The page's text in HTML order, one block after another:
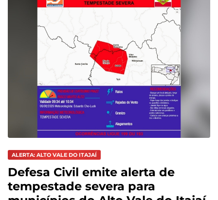
ALERTA: ALTO VALE DO ITAJAÍ
Defesa Civil emite alerta de
tempestade severa para